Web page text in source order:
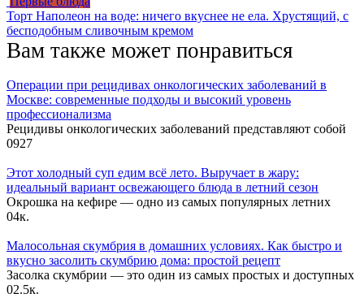
Торт Наполеон на воде: ничего вкуснее не ела. Хрустящий, с
бесподобным сливочным кремом
Вам также может понравиться
Операции при рецидивах онкологических заболеваний в
Москве: современные подходы и высокий уровень
профессионализма
Рецидивы онкологических заболеваний представляют собой
0927
Этот холодный суп едим всё лето. Выручает в жару:
идеальный вариант освежающего блюда в летний сезон
Окрошка на кефире — одно из самых популярных летних
04к.
Малосольная скумбрия в домашних условиях. Как быстро и
вкусно засолить скумбрию дома: простой рецепт
Засолка скумбрии — это один из самых простых и доступных
02.5к.